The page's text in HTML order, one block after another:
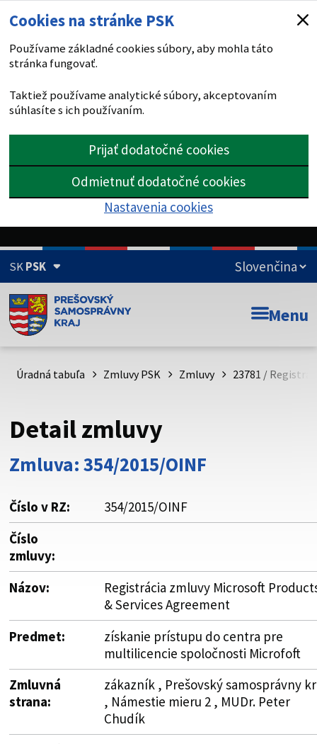
Cookies na stránke PSK
Používame základné cookies súbory, aby mohla táto
stránka fungovať.
Taktiež používame analytické súbory, akceptovaním
súhlasíte s ich používaním.
Prijať dodatočné cookies
Odmietnuť dodatočné cookies
Nastavenia cookies
SKPSK
Doména psk.sk je oficiálna
Toto je oficiálna webová stránka Prešovského
psk.sk.
Buďte pozorní a vždy sa uistite, že zdieľate informácie iba
cez zabezpečenú webovú stránku. Zabezpečená stránka
vždy začína https:// pred názvom domény webového sídla.
Menu
Úradná tabuľa Zmluvy PSK Zmluvy 23781 /
Detail zmluvy
Zmluva: 354/2015/OINF
Číslo v RZ:
354/2015/OINF
Číslo
zmluvy:
Názov:
Registrácia zmluvy Microsoft
& Services Agreement
Predmet:
získanie prístupu do centra pre
multilicencie spoločnosti Microfoft
Zmluvná
strana:
zákazník , Prešovský samosprávny
, Námestie mieru 2 , MUDr. Peter
Chudík